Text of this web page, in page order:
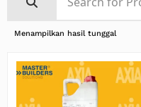
Menampilkan hasil tunggal